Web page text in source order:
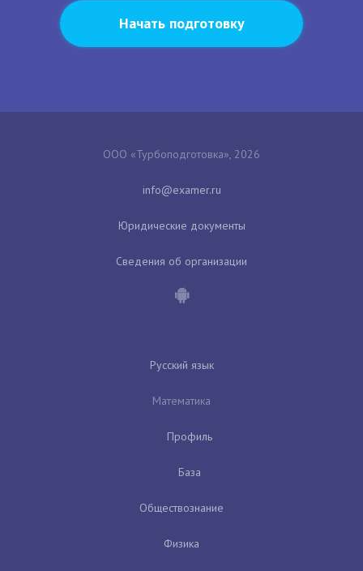
Начать подготовку
ООО «Турбоподготовка», 2026
Юридические документы
Сведения об организации
Русский язык
Математика
Профиль
База
Обществознание
Физика